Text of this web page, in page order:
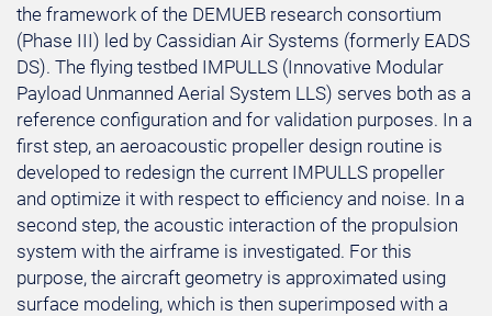
the framework of the DEMUEB research consortium
(Phase III) led by Cassidian Air Systems (formerly EADS
DS). The flying testbed IMPULLS (Innovative Modular
Payload Unmanned Aerial System LLS) serves both as a
reference configuration and for validation purposes. In a
first step, an aeroacoustic propeller design routine is
developed to redesign the current IMPULLS propeller
and optimize it with respect to efficiency and noise. In a
second step, the acoustic interaction of the propulsion
system with the airframe is investigated. For this
purpose, the aircraft geometry is approximated using
surface modeling, which is then superimposed with a